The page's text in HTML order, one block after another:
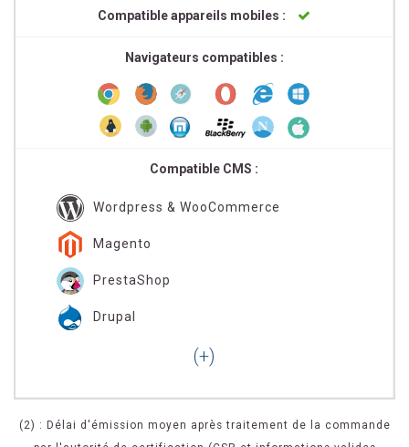
Compatible appareils mobiles :
Navigateurs compatibles :
Compatible CMS :
Wordpress & WooCommerce
Magento
PrestaShop
Drupal
(2) : Délai d'émission moyen après traitement de la commande